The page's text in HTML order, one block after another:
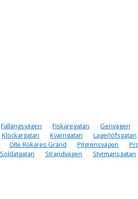
Fallängsvägen Fiskaregatan Genvägen
Klockargatan Kvarngatan Lagerlöfsgatan
Olle Rökares Gränd Pilgrensvägen
Soldatgatan Strandvägen Styrmansgatan